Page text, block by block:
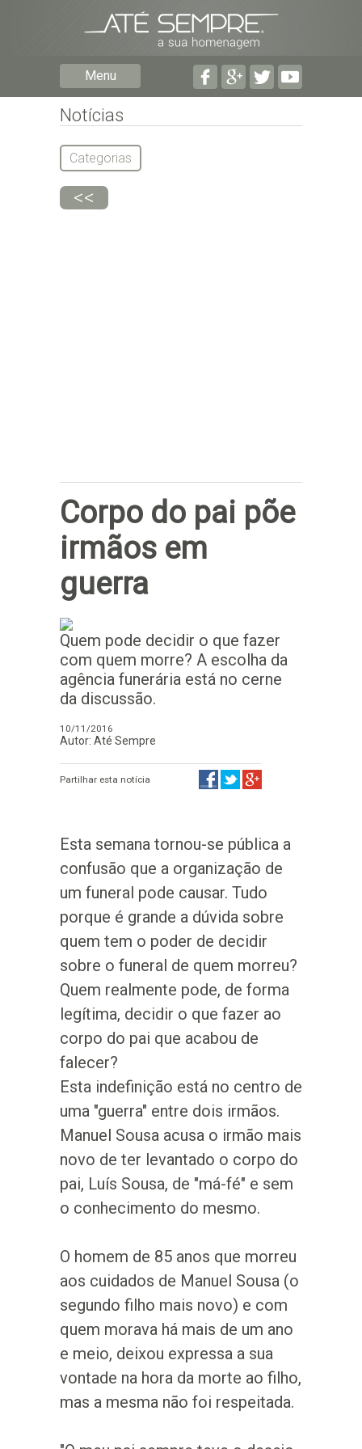
Menu
Notícias
Categorias
<<
Corpo do pai põe
irmãos em
guerra
Quem pode decidir o que fazer
com quem morre? A escolha da
agência funerária está no cerne
da discussão.
10/11/2016
Autor: Até Sempre
Partilhar esta notícia
Esta semana tornou-se pública a
confusão que a organização de
um funeral pode causar. Tudo
porque é grande a dúvida sobre
quem tem o poder de decidir
sobre o funeral de quem morreu?
Quem realmente pode, de forma
legítima, decidir o que fazer ao
corpo do pai que acabou de
falecer?
Esta indefinição está no centro de
uma "guerra" entre dois irmãos.
Manuel Sousa acusa o irmão mais
novo de ter levantado o corpo do
pai, Luís Sousa, de "má-fé" e sem
o conhecimento do mesmo.
O homem de 85 anos que morreu
aos cuidados de Manuel Sousa (o
segundo filho mais novo) e com
quem morava há mais de um ano
e meio, deixou expressa a sua
vontade na hora da morte ao filho,
mas a mesma não foi respeitada.
Preencha o formulário seguinte para ser notificado de
falecimentos em determinado concelho.
Subscrever
Preencha os seguintes campos com a informação mais
pormenorizada possível: